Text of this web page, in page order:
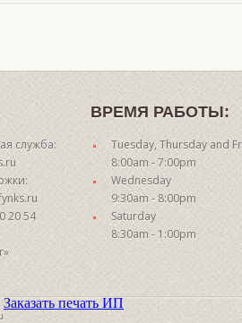
служба:
20 54
ВРЕМЯ РАБОТЫ:
Tuesday, Thursday and
8:00am - 7:00pm
Wednesday
9:30am - 8:00pm
Saturday
8:30am - 1:00pm
Заказать печать ИП